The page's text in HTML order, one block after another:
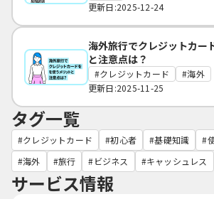
更新日:2025-12-24
海外旅行でクレジットカー
と注意点は？
クレジットカード
海外
更新日:2025-11-25
タグ一覧
クレジットカード 初心者 基礎知識
海外
旅行 ビジネス キャッシュレス
サービス情報